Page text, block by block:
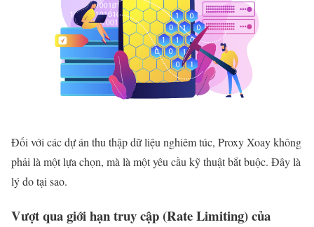
Đối với các dự án thu thập dữ liệu nghiêm túc, Proxy Xoay không
phải là một lựa chọn, mà là một yêu cầu kỹ thuật bắt buộc. Đây là
lý do tại sao.
Vượt qua giới hạn truy cập (Rate Limiting) của